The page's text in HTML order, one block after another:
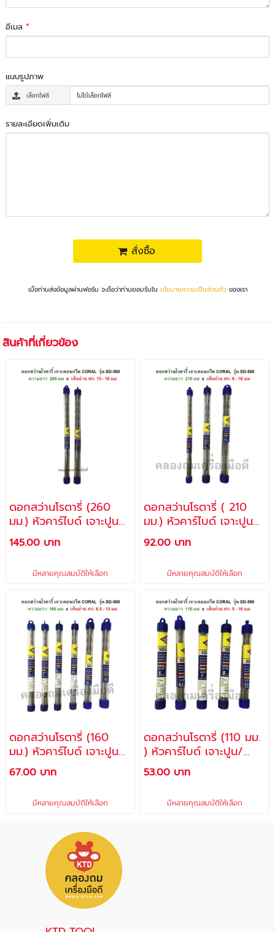
อีเมล*
แนบรูปภาพ
เลือกไฟล์ ไม่ได้เลือกไฟล์
รายละเอียดเพิ่มเติม
สั่งซื้อ
เมื่อท่านส่งข้อมูลผ่านฟอร์ม จะถือว่าท่านยอมรับใน นโยบายความเป็นส่วนตัวของเรา
สินค้าที่เกี่ยวข้อง
ดอกสว่านโรตารี่ (260
มม.) หัวคาร์ไบด์ เจาะปูน
คอนกรีต / ดอกยาว 260
มม. (10") x หัวดอกขนาด
500 / CORAL
145.00 บาท
มีหลายคุณสมบัติให้เลือก
ดอกสว่านโรตารี่ ( 210
มม.) หัวคาร์ไบด์ เจาะปูน
คอนกรีต / ดอกยาว 210
มม. (8") x หัวดอกขนาด
No. SD-500 / CORAL
92.00 บาท
มีหลายคุณสมบัติให้เลือก
ดอกสว่านโรตารี่ (160
มม.) หัวคาร์ไบด์ เจาะปูน
คอนกรีต / ดอกยาว 160
มม. (6") x หัวดอกขนาด
10 มม. , 12 มม. , 13 มม.
67.00 บาท
มีหลายคุณสมบัติให้เลือก
ดอกสว่านโรตารี่ (110 มม.
) หัวคาร์ไบด์ เจาะปูน/
คอนกรีต / ดอกยาว 110
มม. (4") x หัวดอกขนาด
8 มม. , 10 มม. No. SD-
53.00 บาท
มีหลายคุณสมบัติให้เลือก